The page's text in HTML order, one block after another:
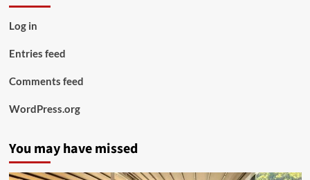
Log in
Entries feed
Comments feed
WordPress.org
You may have missed